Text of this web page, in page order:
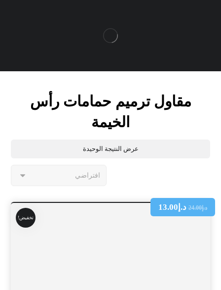
مقاول ترميم حمامات رأس
الخيمة
عرض النتيجة الوحيدة
تخفيض!
د.إ24.00 د.إ 13.00